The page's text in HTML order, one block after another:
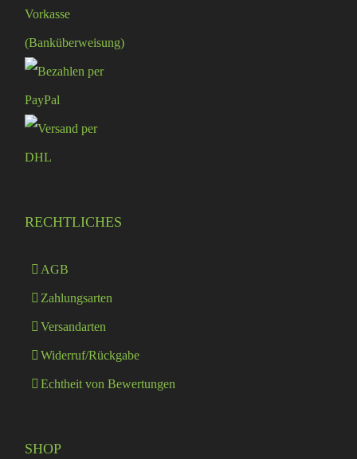
RECHTLICHES
AGB
Zahlungsarten
Versandarten
Widerruf/Rückgabe
Echtheit von Bewertungen
SHOP